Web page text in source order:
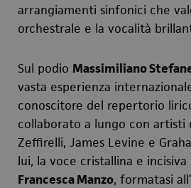
arrangiamenti sinfonici che
orchestrale e la vocalità
Sul podio Massimiliano
vasta esperienza
conoscitore del repertorio
collaborato a lungo con artisti
Zeffirelli, James Levine e
lui, la voce cristallina e incisiva
Francesca Manzo, formatasi